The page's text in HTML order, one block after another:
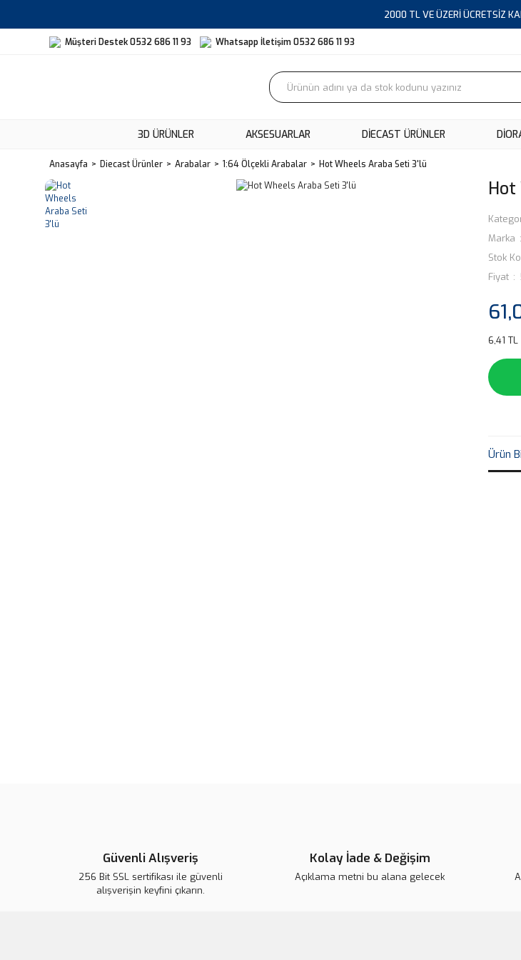
2000 TL VE ÜZERİ ÜCRETSİZ
Müşteri Destek 0532 686 11 93 Whatsapp İletişim 0532 686 11 93
3D ÜRÜNLER AKSESUARLAR DIECAST ÜRÜNLER
Anasayfa Diecast Ürünler Arabalar 1:64 Ölçekli Arabalar Hot Wheels Araba Seti 3'lü
Hot
Marka
Stok
Fiyat
6,41
Ürün
Güvenli Alışveriş
256 Bit SSL sertifikası ile güvenli
alışverişin keyfini çıkarın.
Kolay İade & Değişim
Açıklama metni bu alana gelecek